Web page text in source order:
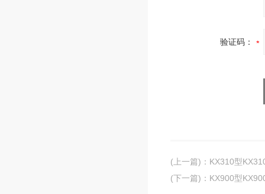
验证码：
(上一篇) ： KX310型
(下一篇) ： KX900型